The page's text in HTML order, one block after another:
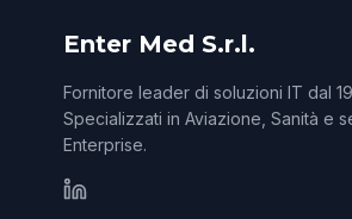
Enter Med S.r.l.
Fornitore leader di soluzioni IT dal
Specializzati in Aviazione, Sanità e
Enterprise.